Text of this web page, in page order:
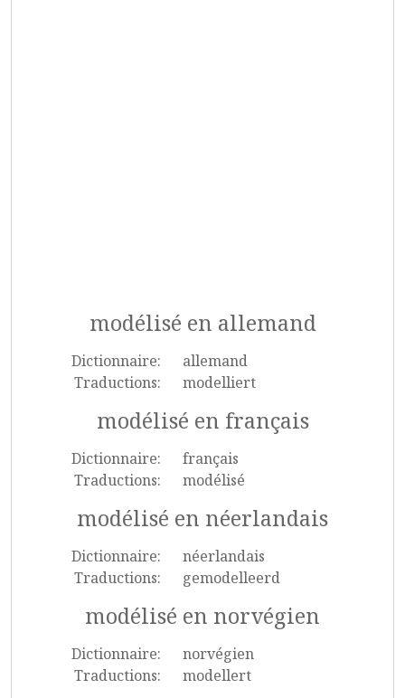
modélisé en allemand
Dictionnaire:
allemand
Traductions:
modelliert
modélisé en français
Dictionnaire:
français
Traductions:
modélisé
modélisé en néerlandais
Dictionnaire:
néerlandais
Traductions:
gemodelleerd
modélisé en norvégien
Dictionnaire:
norvégien
Traductions:
modellert